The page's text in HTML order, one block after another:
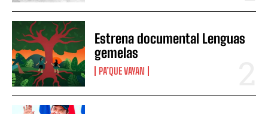
Estrena documental Lenguas
gemelas
PA’QUE VAYAN